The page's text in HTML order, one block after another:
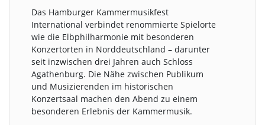
Das Hamburger Kammermusikfest
International verbindet renommierte Spielorte
wie die Elbphilharmonie mit besonderen
Konzertorten in Norddeutschland – darunter
seit inzwischen drei Jahren auch Schloss
Agathenburg. Die Nähe zwischen Publikum
und Musizierenden im historischen
Konzertsaal machen den Abend zu einem
besonderen Erlebnis der Kammermusik.